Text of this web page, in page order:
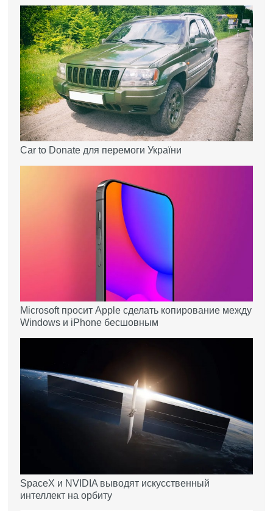
Car to Donate для перемоги України
Microsoft просит Apple сделать копирование между
Windows и iPhone бесшовным
SpaceX и NVIDIA выводят искусственный
интеллект на орбиту